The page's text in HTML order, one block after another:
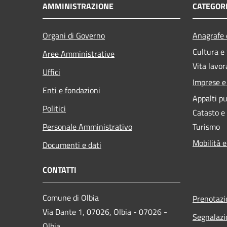
AMMINISTRAZIONE
Organi di Governo
Aree Amministrative
Uffici
Enti e fondazioni
Politici
Personale Amministrativo
Documenti e dati
Cultura
Vita
Imprese
Appalti
Catasto
Turismo
Mobilità
CONTATTI
Comune di Olbia
Via Dante 1, 07026, Olbia - 07026 -